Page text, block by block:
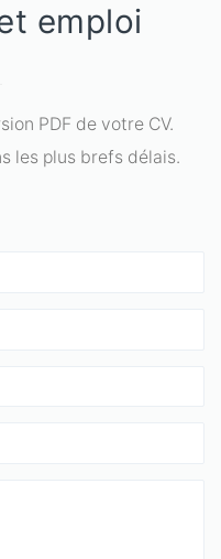
emploi
PDF de votre CV.
les plus brefs délais.